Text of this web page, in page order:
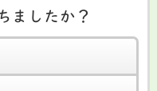
ましたか？